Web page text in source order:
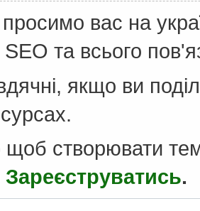
вас на
та всього
якщо ви
щоб створювати
Зареєструватись.